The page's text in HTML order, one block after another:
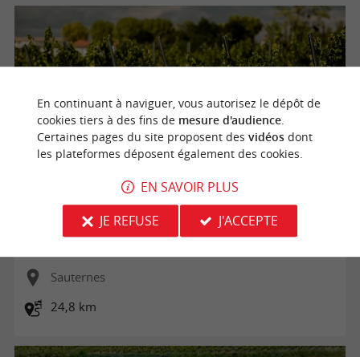
Fermeture temporaire - Les vignobles à vélo - Les Grands
Crus Classés du Sauternais
Sauternes
24,8 km
En continuant à naviguer, vous autorisez le dépôt de
cookies tiers à des fins de mesure d'audience.
Certaines pages du site proposent des vidéosdont
les plateformes déposent également des cookies.
EN SAVOIR PLUS
JE REFUSE
J'ACCEPTE